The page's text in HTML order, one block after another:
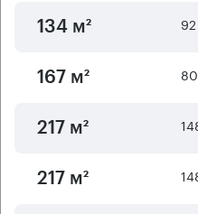
134 м²
167 м²
217 м²
217 м²